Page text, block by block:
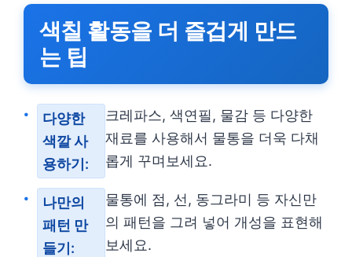
색칠 활동을 더 즐겁게 만드
는 팁
다양한
색깔 사
용하기:
크레파스, 색연필, 물감 등 다양한
재료를 사용해서 물통을 더욱 다채
롭게 꾸며보세요.
나만의
패턴 만
들기:
물통에 점, 선, 동그라미 등 자신만
의 패턴을 그려 넣어 개성을 표현해
보세요.